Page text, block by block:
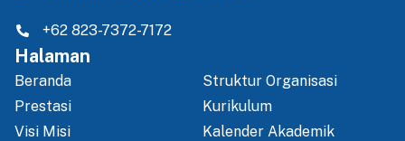
+62 823-7372-7172
Halaman
Beranda
Prestasi
Visi Misi
Struktur Organisasi
Kurikulum
Kalender Akademik